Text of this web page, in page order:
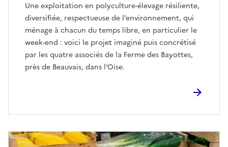
Une exploitation en polyculture-élevage résiliente,
diversifiée, respectueuse de l’environnement, qui
ménage à chacun du temps libre, en particulier le
week-end : voici le projet imaginé puis concrétisé
par les quatre associés de la Ferme des Bayottes,
près de Beauvais, dans l’Oise.